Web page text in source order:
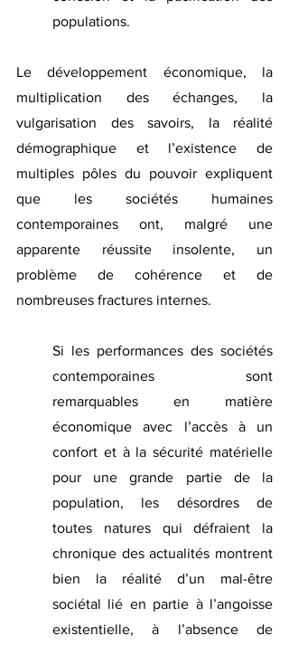
populations.
Le développement économique, la
multiplication des échanges, la
vulgarisation des savoirs, la réalité
démographique et l’existence de
multiples pôles du pouvoir expliquent
que les sociétés humaines
contemporaines ont, malgré une
apparente réussite insolente, un
problème de cohérence et de
nombreuses fractures internes.
Si les performances des sociétés
contemporaines sont
remarquables en matière
économique avec l’accès à un
confort et à la sécurité matérielle
pour une grande partie de la
population, les désordres de
toutes natures qui défraient la
chronique des actualités montrent
bien la réalité d’un mal-être
sociétal lié en partie à l’angoisse
existentielle, à l’absence de